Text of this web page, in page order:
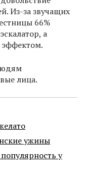
Из-за звучащих
66%
а
эффектом.
лица.
ужины
у